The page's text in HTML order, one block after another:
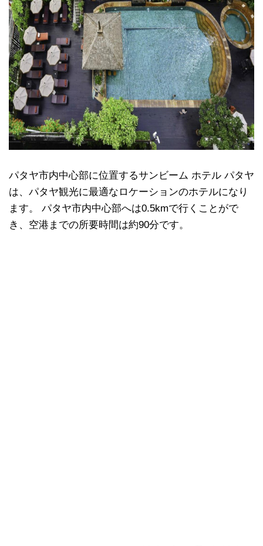
パタヤ市内中心部に位置するサンビーム ホテル パタヤ
は、パタヤ観光に最適なロケーションのホテルになり
ます。 パタヤ市内中心部へは0.5kmで行くことがで
き、空港までの所要時間は約90分です。